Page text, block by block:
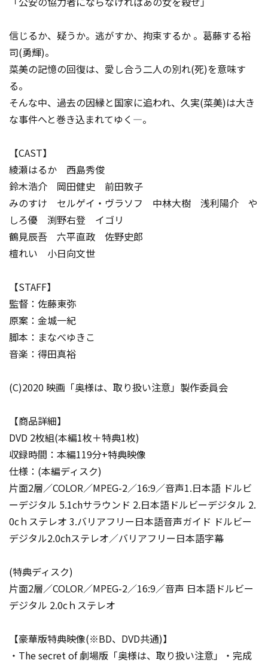
信じるか、疑うか。逃がすか、拘束するか―― 。葛藤する裕
司(勇輝)。
菜美の記憶の回復は、愛し合う二人の別れ(死)を意味す
る。
そんな中、過去の因縁と国家に追われ、久実(菜美)は大き
な事件へと巻き込まれてゆく―。
【CAST】
綾瀬はるか 西島秀俊
鈴木浩介 岡田健史 前田敦子
みのすけ セルゲイ・ヴラソフ 中林大樹 浅利陽介 や
しろ優 渕野右登 イゴリ
鶴見辰吾 六平直政 佐野史郎
檀れい 小日向文世
【STAFF】
監督：佐藤東弥
原案：金城一紀
脚本：まなべゆきこ
音楽：得田真裕
(C)2020 映画「奥様は、取り扱い注意」製作委員会
【商品詳細】
DVD 2枚組(本編1枚＋特典1枚)
収録時間：本編119分+特典映像
仕様：(本編ディスク)
片面2層／COLOR／MPEG-2／16:9／音声1.日本語 ドルビ
ーデジタル 5.1chサラウンド 2.日本語ドルビーデジタル 2.
0cｈステレオ 3.バリアフリー日本語音声ガイド ドルビー
デジタル2.0chステレオ／バリアフリー日本語字幕
(特典ディスク)
片面2層／COLOR／MPEG-2／16:9／音声 日本語ドルビー
デジタル 2.0cｈステレオ
【豪華版特典映像(※BD、DVD共通)】
・The secret of 劇場版「奥様は、取り扱い注意」・完成